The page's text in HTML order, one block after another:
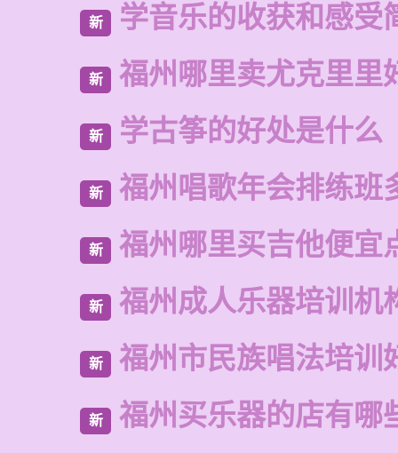
新 学音乐的收获和感受
新 福州哪里卖尤克里里
新 学古筝的好处是什么
新 福州唱歌年会排练班
新 福州哪里买吉他便宜
新 福州成人乐器培训机
新 福州市民族唱法培训
新 福州买乐器的店有哪